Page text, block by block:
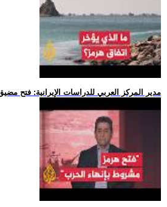
.. مدير المركز العربي للدراسات الإيرانية: فتح